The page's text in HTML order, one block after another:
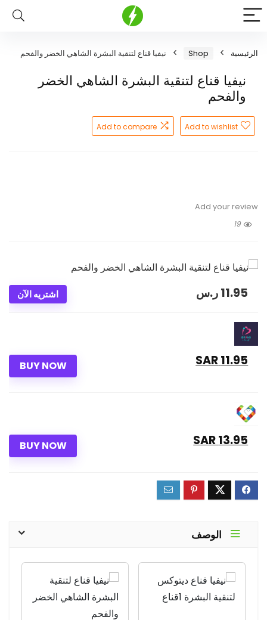
الرئيسية Shop نيفيا قناع لتنقية البشرة الشاهي الخضر والفحم
نيفيا قناع لتنقية البشرة الشاهي الخضر
والفحم
Add to wishlist
Add to compare
Add your review
19
اشتريه الآن 11.95ر.س
BUY NOW 11.95 SAR
BUY NOW 13.95 SAR
الوصف